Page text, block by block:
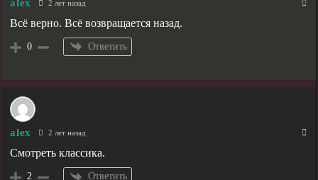
alex 2 лет назад
Всё верно. Всё возвращается назад.
0 Ответить
alex 2 лет назад
Смотреть классика.
2 Ответить